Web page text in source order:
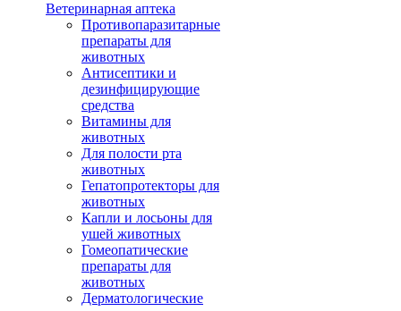
Ветеринарная аптека
Противопаразитарные
препараты для
животных
Антисептики и
дезинфицирующие
средства
Витамины для
животных
Для полости рта
животных
Гепатопротекторы для
животных
Капли и лосьоны для
ушей животных
Гомеопатические
препараты для
животных
Дерматологические